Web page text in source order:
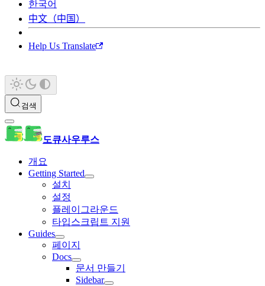
한국어
中文（中国）
Help Us Translate
검색
도큐사우루스
개요
Getting Started
설치
설정
플레이그라운드
타입스크립트 지원
Guides
페이지
Docs
문서 만들기
Sidebar